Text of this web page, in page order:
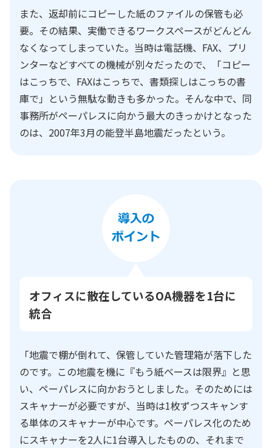
また、返却前にコピーした紙のファイルの保管も必
要。その結果、実働できるワークスペースがどんどん
なくなってしまっていた。当時は電話機、FAX、プリ
ンターなどすべての機械が別々だったので、「コピー
はこっちで、FAXはこっちで、書類探しはこっちの書
庫で」という無駄な動きも多かった。そんな中で、同
事務所がペーパレスに向かう最大のきっかけとなった
のは、2007年3月の能登半島地震だったという。
オフィスに散在しているOA機器を1台に
統合
「地震で棚が倒れて、保管していた管理箱が落下した
のです。この地震を機に『もう紙ベースは限界』と思
い、ペーパレスに向かおうとしました。そのためには
スキャナーが必要ですが、当時は1枚ずつスキャンす
る単体のスキャナーが中心です。ペーパレス化のため
にスキャナーを2人に1台導入したものの、それまで